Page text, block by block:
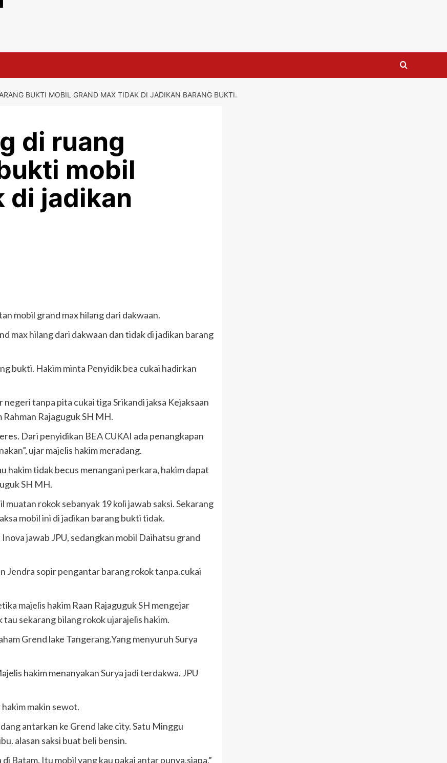
BUKTI MOBIL GRAND MAX TIDAK DI JADIKAN BARANG BUKTI.
di ruang
mobil
di jadikan
mobil grand max hilang dari dakwaan.
max hilang dari dakwaan dan tidak di jadikan barang
bukti. Hakim minta Penyidik bea cukai hadirkan
tanpa pita cukai tiga Srikandi jaksa Kejaksaan
Rajaguguk SH MH.
Dari penyidikan BEA CUKAI ada penangkapan
ujar majelis hakim meradang.
hakim tidak becus menangani perkara, hakim dapat
SH MH.
muatan rokok sebanyak 19 koli jawab saksi. Sekarang
mobil ini di jadikan barang bukti tidak.
jawab JPU, sedangkan mobil Daihatsu grand
Jendra sopir pengantar barang rokok tanpa.cukai
majelis hakim Raan Rajaguguk SH mengejar
sekarang bilang rokok ujarajelis hakim.
Grend lake Tangerang.Yang menyuruh Surya
hakim menanyakan Surya jadi terdakwa. JPU
makin sewot.
antarkan ke Grend lake city. Satu Minggu
alasan saksi buat beli bensin.
Batam. Itu mobil yang kau pakai antar punya.siapa,”